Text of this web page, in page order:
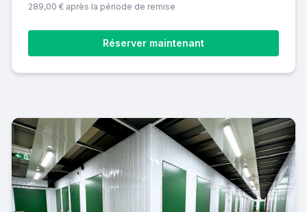
Réserver maintenant
289,00 € après la période de remise